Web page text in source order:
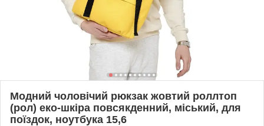
Модний чоловічий рюкзак жовтий роллтоп
(рол) еко-шкіра повсякденний, міський, для
поїздок, ноутбука 15,6